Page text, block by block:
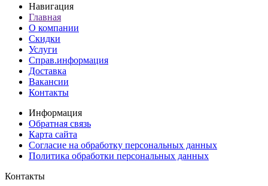
Навигация
Главная
О компании
Скидки
Услуги
Справ.информация
Доставка
Вакансии
Контакты
Информация
Обратная связь
Карта сайта
Согласие на обработку персональных данных
Политика обработки персональных данных
Контакты